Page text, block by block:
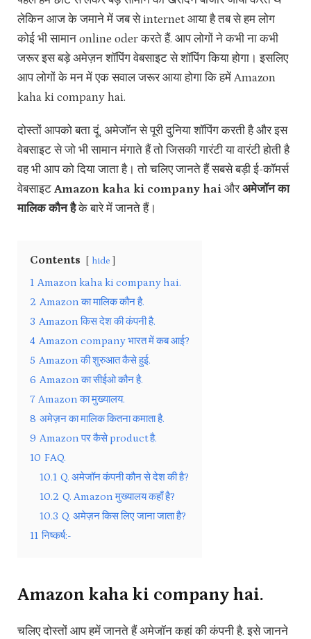
लेकिन आज के जमाने में जब से internet आया है तब से हम लोग
कोई भी सामान online oder करते हैं. आप लोगों ने कभी ना कभी
जरूर इस बड़े अमेज़न शॉपिंग वेबसाइट से शॉपिंग किया होगा। इसलिए
आप लोगों के मन में एक सवाल जरूर आया होगा कि हमें Amazon
kaha ki company hai.
दोस्तों आपको बता दूं, अमेजॉन से पूरी दुनिया शॉपिंग करती है और इस
वेबसाइट से जो भी सामान मंगाते हैं तो जिसकी गारंटी या वारंटी होती है
वह भी आप को दिया जाता है। तो चलिए जानते हैं सबसे बड़ी ई-कॉमर्स
वेबसाइट Amazon kaha ki company hai औरअमेजॉन का
मालिक कौन हैके बारे में जानते हैं।
Contents hide
1 Amazon kaha ki company hai.
2 Amazon का मालिक कौन है.
3 Amazon किस देश की कंपनी है.
4 Amazon company भारत में कब आई?
5 Amazon की शुरुआत कैसे हुई.
6 Amazon का सीईओ कौन है.
7 Amazon का मुख्यालय.
8 अमेज़न का मालिक कितना कमाता है.
9 Amazon पर कैसे product है.
10 FAQ.
10.1 Q. अमेजॉन कंपनी कौन से देश की है?
10.2 Q. Amazon मुख्यालय कहाँ है?
10.3 Q. अमेज़न किस लिए जाना जाता है?
11 निष्कर्ष:-
Amazon kaha ki company hai.
चलिए दोस्तों आप हमें जानते हैं अमेजॉन कहां की कंपनी है. इसे जानने